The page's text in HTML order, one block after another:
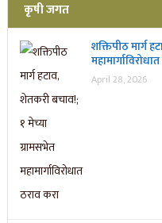
कृषी जगत
शक्तिपीठ मार्ग
April 28, 2026